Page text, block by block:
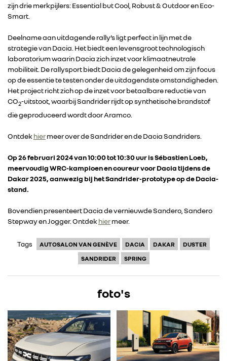
ALPINE
ALLIANCE
FOTO’S & VIDEO’S
IN DE MEDIA
CONTACT
zijn drie merkpijlers: Essential but Cool, Robust & Outdoor en Eco-
Smart.
Deelname aan uitdagende rally’s ligt perfect in lijn met de
strategie van Dacia. Het biedt een levensgroot technologisch
laboratorium waarin Dacia zich inzet voor klimaatneutrale
mobiliteit. De rallysport biedt Dacia de gelegenheid om zijn focus
op de essentie te testen onder de uitdagendste omstandigheden.
Het project richt zich op de inzet voor betaalbare reductie van
CO2-uitstoot, waarbij Sandrider rijdt op synthetische brandstof
die geproduceerd wordt door Aramco.
Ontdekhiermeer over de Sandrider en de Dacia Sandriders.
Op 26 februari 2024 van 10:00 tot 10:30 uur is Sébastien Loeb,
meervoudig WRC-kampioen en coureur voor Dacia tijdens de
Dakar 2025, aanwezig bij het Sandrider-prototype op de Dacia-
stand.
Bovendien presenteert Dacia de vernieuwde Sandero, Sandero
Stepway en Jogger. Ontdekhiermeer.
Tags AUTOSALON VAN GENÈVE DACIA DAKAR
DUSTER
SANDRIDER
SPRING
foto's